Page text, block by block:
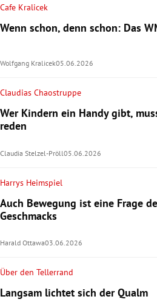
Cafe Kralicek
Wenn schon, denn schon: Das
Wolfgang Kralicek05.06.2026
Claudias Chaostruppe
Wer Kindern ein Handy gibt,
reden
Claudia Stelzel-Pröll05.06.2026
Harrys Heimspiel
Auch Bewegung ist eine Frage
Geschmacks
Harald Ottawa03.06.2026
Über den Tellerrand
Langsam lichtet sich der Qualm